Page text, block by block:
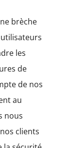
brèche
les
de
de nos
au
nous
clients